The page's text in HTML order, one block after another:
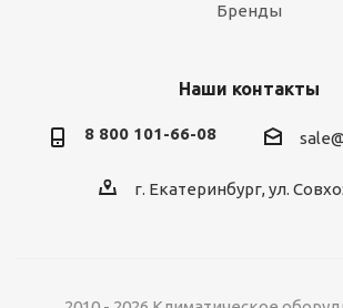
Бренды
Наши контакты
8 800 101-66-08
г. Екатеринбург, ул.